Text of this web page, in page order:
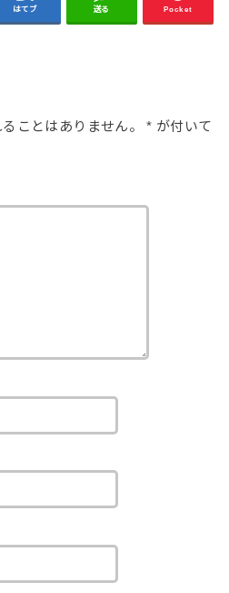
はてブ 送る Pocket
ことはありません。 * が付いて